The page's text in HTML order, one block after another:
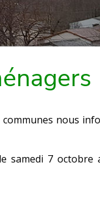
nous
7 octobre